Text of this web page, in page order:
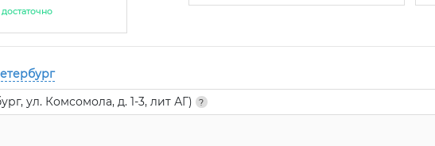
достаточно
ул. Комсомола, д. 1-3, лит АГ)